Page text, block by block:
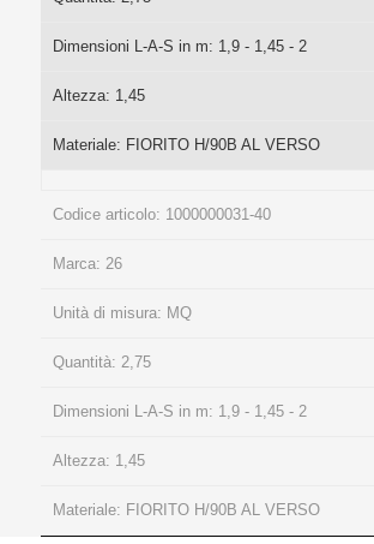
Dimensioni L-A-S in m: 1,9 - 1,45 - 2
Altezza: 1,45
Materiale: FIORITO H/90B AL VERSO
Codice articolo: 1000000031-40
Marca: 26
Unità di misura: MQ
Quantità: 2,75
Dimensioni L-A-S in m: 1,9 - 1,45 - 2
Altezza: 1,45
Materiale: FIORITO H/90B AL VERSO